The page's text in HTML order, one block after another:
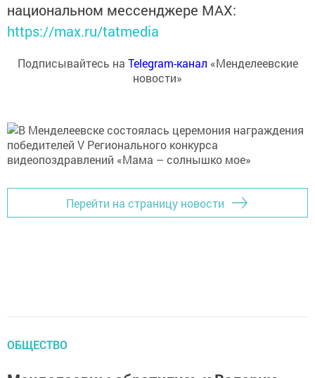
национальном мессенджере MАХ:
https://max.ru/tatmedia
Подписывайтесь на Telegram-канал «Менделеевские
новости»
Перейти на страницу новости
ОБЩЕСТВО